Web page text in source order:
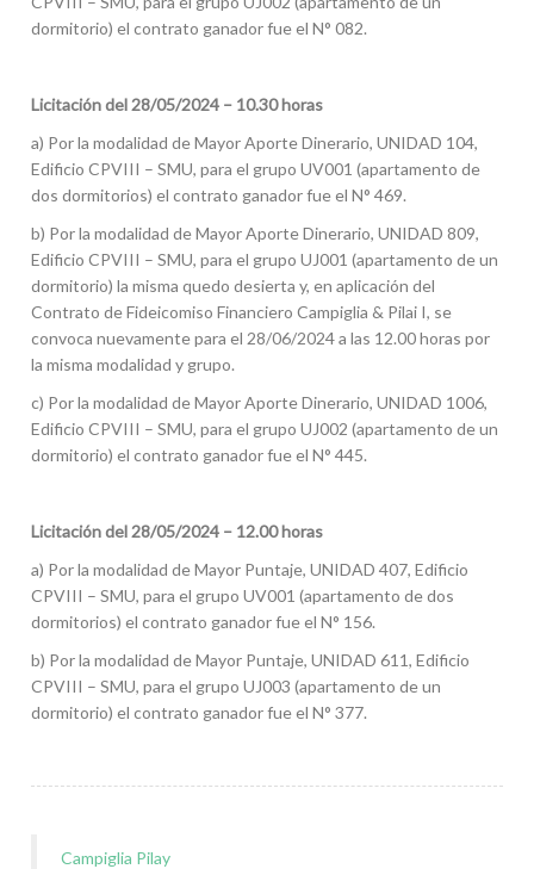
dormitorio) el contrato ganador fue el N° 082.
Licitación del 28/05/2024 – 10.30 horas
a) Por la modalidad de Mayor Aporte Dinerario, UNIDAD 104,
Edificio CPVIII – SMU, para el grupo UV001 (apartamento de
dos dormitorios) el contrato ganador fue el N° 469.
b) Por la modalidad de Mayor Aporte Dinerario, UNIDAD 809,
Edificio CPVIII – SMU, para el grupo UJ001 (apartamento de un
dormitorio) la misma quedo desierta y, en aplicación del
Contrato de Fideicomiso Financiero Campiglia & Pilai I, se
convoca nuevamente para el 28/06/2024 a las 12.00 horas por
la misma modalidad y grupo.
c) Por la modalidad de Mayor Aporte Dinerario, UNIDAD 1006,
Edificio CPVIII – SMU, para el grupo UJ002 (apartamento de un
dormitorio) el contrato ganador fue el N° 445.
Licitación del 28/05/2024 – 12.00 horas
a) Por la modalidad de Mayor Puntaje, UNIDAD 407, Edificio
CPVIII – SMU, para el grupo UV001 (apartamento de dos
dormitorios) el contrato ganador fue el N° 156.
b) Por la modalidad de Mayor Puntaje, UNIDAD 611, Edificio
CPVIII – SMU, para el grupo UJ003 (apartamento de un
dormitorio) el contrato ganador fue el N° 377.
Campiglia Pilay